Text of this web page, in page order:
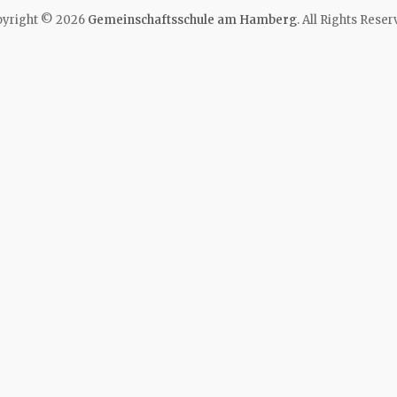
© 2026 Gemeinschaftsschule am Hamberg. All Rights